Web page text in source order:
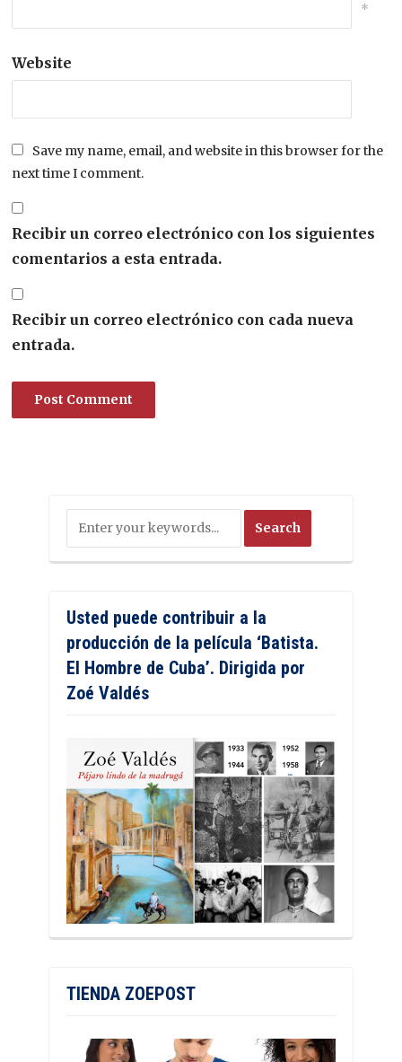
*
Website
Save my name, email, and website in this browser for the
next time I comment.
Recibir un correo electrónico con los siguientes
comentarios a esta entrada.
Recibir un correo electrónico con cada nueva
entrada.
Usted puede contribuir a la
producción de la película ‘Batista.
El Hombre de Cuba’. Dirigida por
Zoé Valdés
TIENDA ZOEPOST